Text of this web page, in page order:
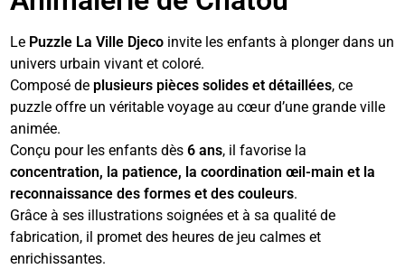
Le Puzzle La Ville Djeco invite les enfants à plonger dans un
univers urbain vivant et coloré.
Composé de plusieurs pièces solides et détaillées, ce
puzzle offre un véritable voyage au cœur d’une grande ville
animée.
Conçu pour les enfants dès6 ans, il favorise la
concentration, la patience, la coordination œil-main et la
reconnaissance des formes et des couleurs.
Grâce à ses illustrations soignées et à sa qualité de
fabrication, il promet des heures de jeu calmes et
enrichissantes.